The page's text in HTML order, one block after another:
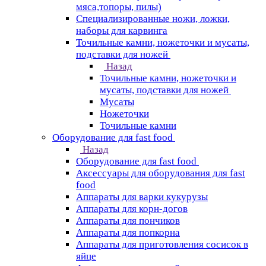
мяса,топоры, пилы)
Специализированные ножи, ложки,
наборы для карвинга
Точильные камни, ножеточки и мусаты,
подставки для ножей
Назад
Точильные камни, ножеточки и
мусаты, подставки для ножей
Мусаты
Ножеточки
Точильные камни
Оборудование для fast food
Назад
Оборудование для fast food
Аксессуары для оборудования для fast
food
Аппараты для варки кукурузы
Аппараты для корн-догов
Аппараты для пончиков
Аппараты для попкорна
Аппараты для приготовления сосисок в
яйце